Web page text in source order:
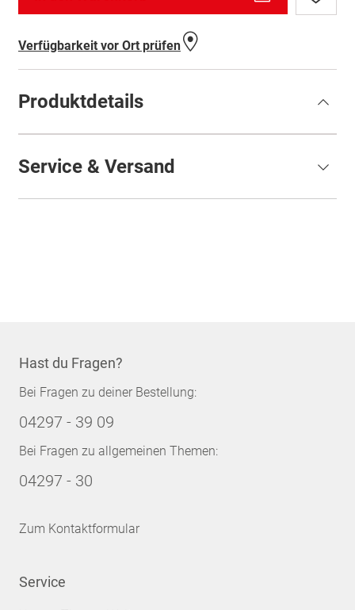
Verfügbarkeit vor Ort prüfen
Produktdetails
Service & Versand
Hast du Fragen?
Bei Fragen zu deiner Bestellung:
04297 - 39 09
Bei Fragen zu allgemeinen Themen:
04297 - 30
Zum Kontaktformular
Service